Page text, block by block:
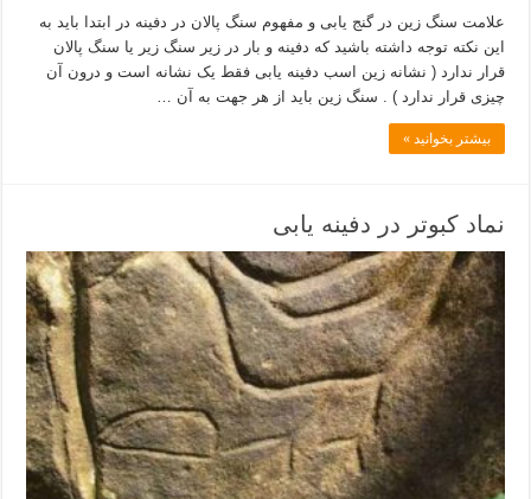
علامت سنگ زین در گنج یابی و مفهوم سنگ پالان در دفینه در ابتدا باید به
این نکته توجه داشته باشید که دفینه و بار در زیر سنگ زیر یا سنگ پالان
قرار ندارد ( نشانه زین اسب دفینه یابی فقط یک نشانه است و درون آن
چیزی قرار ندارد ) . سنگ زین باید از هر جهت به آن …
بیشتر بخوانید »
نماد کبوتر در دفینه یابی